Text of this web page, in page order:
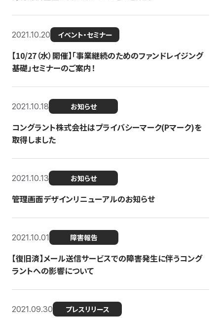
2021.10.20 イベント・セミナー
【10/27（水）開催】「事業継続のためのファンドレイジング
基礎」セミナーのご案内！
2021.10.18 お知らせ
コングラント株式会社はプライバシーマーク(Pマーク)を
取得しました
2021.10.13 お知らせ
管理画面デザインリニューアルのお知らせ
2021.10.01 障害報告
【復旧済】メール送信サービスでの障害発生に伴うコング
ラントへの影響について
2021.09.30 プレスリリース